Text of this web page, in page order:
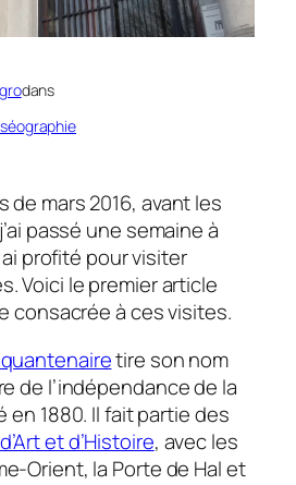
dans
de mars 2016, avant les
passé une semaine à
profité pour visiter
Voici le premier article
consacrée à ces visites.
tire son nom
de l’indépendance de la
en 1880. Il fait partie des
et d’Histoire, avec les
Orient, la Porte de Hal et